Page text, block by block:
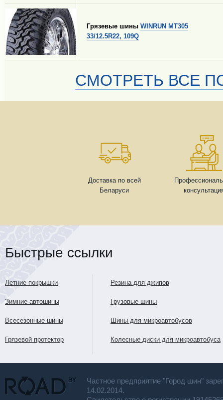
Грязевые шины WINRUN MT305
33/12.5R22, 109Q
СМОТРЕТЬ ВСЕ
Доставка по всей
Беларуси
Быстрые ссылки
Летние покрышки
Зимние автошины
Всесезонные шины
Грязевой протектор
Резина для джипов
Грузовые шины
Шины для микроавтобусов
Колесные диски для микроавтобуса
Частное предприятие "Город шин"
14.02.2014.